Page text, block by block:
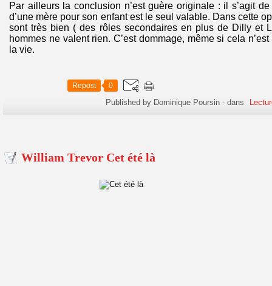
Par ailleurs la conclusion n’est guère originale : il s’agit de
d’une mère pour son enfant est le seul valable. Dans cette
sont très bien ( des rôles secondaires en plus de Dilly et
hommes ne valent rien. C’est dommage, même si cela
la vie.
Repost 0
Published by Dominique Poursin -dans
William Trevor Cet été là